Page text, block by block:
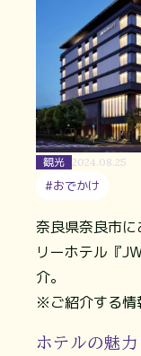
観光 2024.08.25
#おでかけ
奈良県奈良市
リーホテル『
介。
※ご紹介する情
ホテルの魅力